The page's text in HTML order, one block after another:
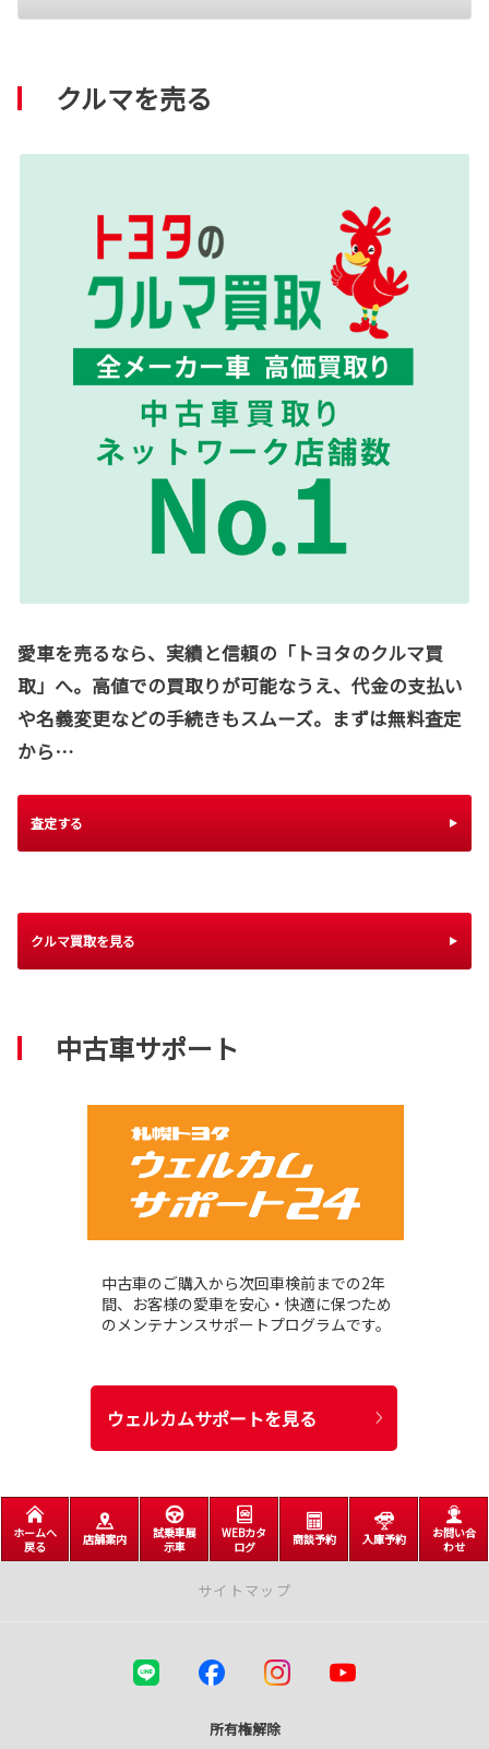
クルマを売る
愛車を売るなら、実績と信頼の「トヨタのクルマ買
取」へ。高値での買取りが可能なうえ、代金の支払い
や名義変更などの手続きもスムーズ。まずは無料査定
から…
査定する
クルマ買取を見る
中古車サポート
中古車のご購入から次回車検前までの2年
間、お客様の愛車を安心・快適に保つため
のメンテナンスサポートプログラムです。
ウェルカムサポートを見る
ホームへ
戻る
店舗案内
試乗車展
示車
WEBカタ
ログ
商談予約 入庫予約
お問い合
わせ
サイトマップ
所有権解除